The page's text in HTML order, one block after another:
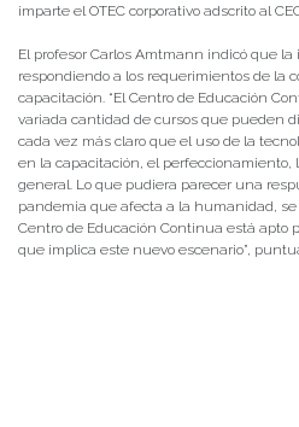
imparte el OTEC corporativo adscrito al
El profesor Carlos Amtmann indicó que
respondiendo a los requerimientos de la
capacitación. “El Centro de Educación
variada cantidad de cursos que pueden
cada vez más claro que el uso de la
en la capacitación, el perfeccionamiento,
general. Lo que pudiera parecer una
pandemia que afecta a la humanidad,
Centro de Educación Continua está apto
que implica este nuevo escenario”,